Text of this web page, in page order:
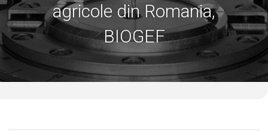
agricole din Romania,
BIOGEF